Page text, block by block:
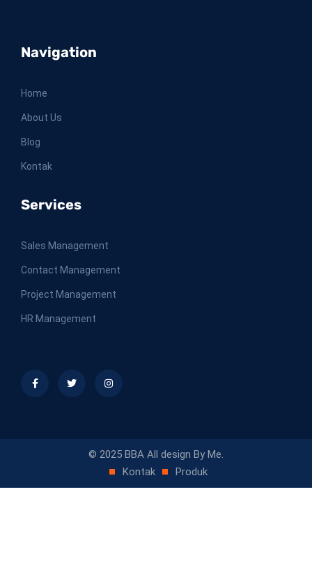
Navigation
Home
About Us
Blog
Kontak
Services
Sales Management
Contact Management
Project Management
HR Management
© 2025 BBA All design By Me.
Kontak
Produk